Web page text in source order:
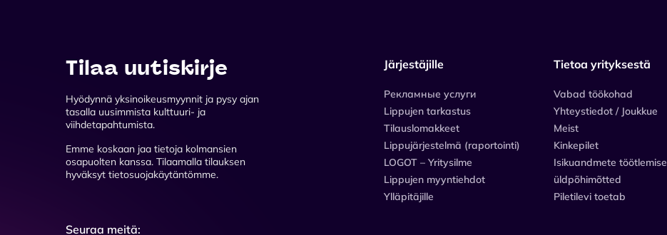
Tilaa uutiskirje
Hyödynnä yksinoikeusmyynnit ja pysy ajan
tasalla uusimmista kulttuuri- ja
viihdetapahtumista.
Emme koskaan jaa tietoja kolmansien
osapuolten kanssa. Tilaamalla tilauksen
hyväksyt tietosuojakäytäntömme.
Seuraa meitä:
Järjestäjille
Рекламные услуги
Lippujen tarkastus
Tilauslomakkeet
Lippujärjestelmä (raportointi)
LOGOT – Yritysilme
Lippujen myyntiehdot
Ylläpitäjille
Tietoa yrityksestä
Vabad töökohad
Yhteystiedot / Joukkue
Meist
Kinkepilet
Isikuandmete töötlemise
üldpõhimõtted
Piletilevi toetab